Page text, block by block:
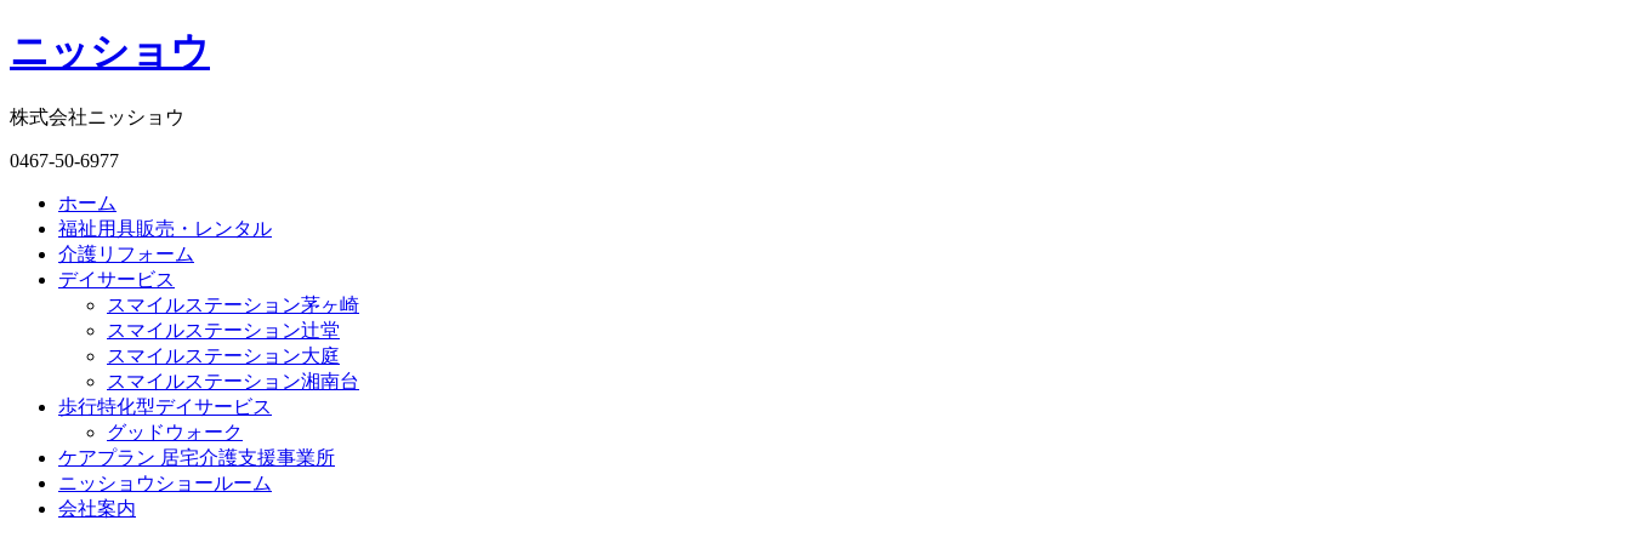
ニッショウ
株式会社ニッショウ
0467-50-6977
ホーム
福祉用具販売・レンタル
介護リフォーム
デイサービス
スマイルステーション茅ヶ崎
スマイルステーション辻堂
スマイルステーション大庭
スマイルステーション湘南台
歩行特化型デイサービス
グッドウォーク
ケアプラン 居宅介護支援事業所
ニッショウショールーム
会社案内